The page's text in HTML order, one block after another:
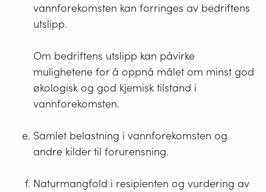
vannforekomsten kan forringes av bedriftens
utslipp.
Om bedriftens utslipp kan påvirke
mulighetene for å oppnå målet om minst god
økologisk og god kjemisk tilstand i
vannforekomsten.
Samlet belastning i vannforekomsten og
andre kilder til forurensning.
Naturmangfold i resipienten og vurdering av